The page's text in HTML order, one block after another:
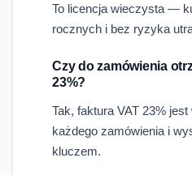
To licencja wieczysta —
rocznych i bez ryzyka
Czy do zamówienia
23%?
Tak, faktura VAT 23%
każdego zamówienia i
kluczem.